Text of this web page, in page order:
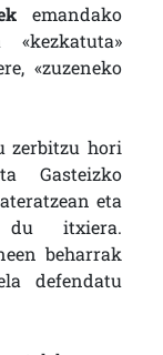
emandako
«zuzeneko
zerbitzu hori
Gasteizko
eta
du itxiera.
beharrak
defendatu